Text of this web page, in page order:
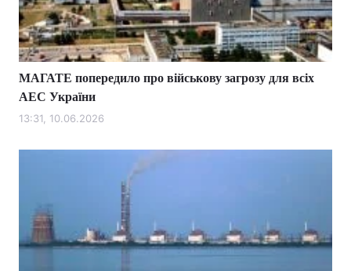
Зброя Інциденти
Здоров'я Туризм
Цікавинки Погода
Екологія
Лонгріди
Інтерв'ю Думки
МАГАТЕ попередило про військову загрозу для всіх
АЕС України
13:31, 10.06.2026